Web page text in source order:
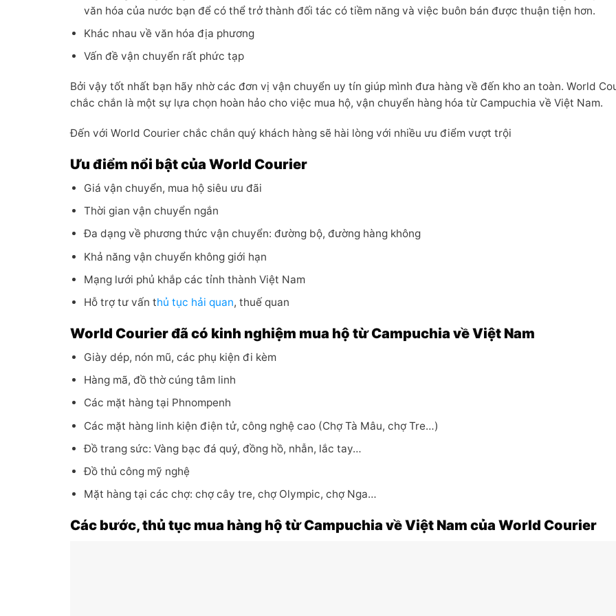
văn hóa của nước bạn để có thể trở thành đối tác có tiềm năng và việc buôn bán được thuận tiện hơn.
Khác nhau về văn hóa địa phương
Vấn đề vận chuyển rất phức tạp
Bởi vậy tốt nhất bạn hãy nhờ các đơn vị vận chuyển uy tín giúp mình đưa hàng về đến kho an toàn. World
chắc chắn là một sự lựa chọn hoàn hảo cho việc mua hộ, vận chuyển hàng hóa từ Campuchia về Việt Nam.
Đến với World Courier chắc chắn quý khách hàng sẽ hài lòng với nhiều ưu điểm vượt trội
Ưu điểm nổi bật của World Courier
Giá vận chuyển, mua hộ siêu ưu đãi
Thời gian vận chuyển ngắn
Đa dạng về phương thức vận chuyển: đường bộ, đường hàng không
Khả năng vận chuyển không giới hạn
Mạng lưới phủ khắp các tỉnh thành Việt Nam
Hỗ trợ tư vấn thủ tục hải quan, thuế quan
World Courier đã có kinh nghiệm mua hộ từ Campuchia về Việt Nam
Giày dép, nón mũ, các phụ kiện đi kèm
Hàng mã, đồ thờ cúng tâm linh
Các mặt hàng tại Phnompenh
Các mặt hàng linh kiện điện tử, công nghệ cao (Chợ Tà Mâu, chợ Tre…)
Đồ trang sức: Vàng bạc đá quý, đồng hồ, nhẫn, lắc tay…
Đồ thủ công mỹ nghệ
Mặt hàng tại các chợ: chợ cây tre, chợ Olympic, chợ Nga…
Các bước, thủ tục mua hàng hộ từ Campuchia về Việt Nam của World Courier